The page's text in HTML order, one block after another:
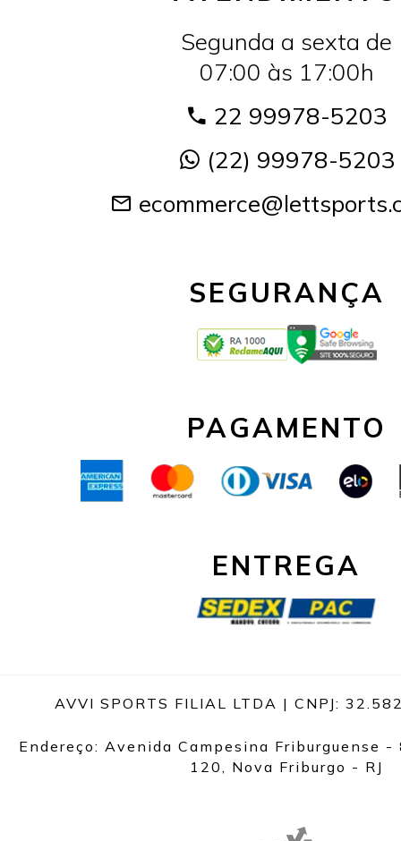
Segunda a sexta de
07:00 às 17:00h
22 99978-5203
(22) 99978-5203
SEGURANÇA
PAGAMENTO
ENTREGA
AVVI SPORTS FILIAL LTDA | CNPJ:
Endereço: Avenida Campesina Friburguense
120, Nova Friburgo - RJ